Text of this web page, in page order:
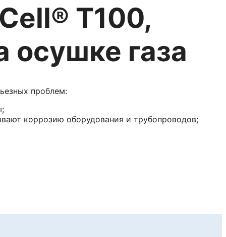
Т100,
осушке газа
проблем:
коррозию оборудования и трубопроводов;